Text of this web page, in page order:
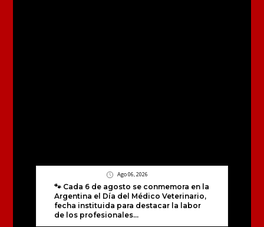
Ago 06, 2026
🐾 Cada 6 de agosto se conmemora en la
Argentina el Día del Médico Veterinario,
fecha instituida para destacar la labor
de los profesionales...